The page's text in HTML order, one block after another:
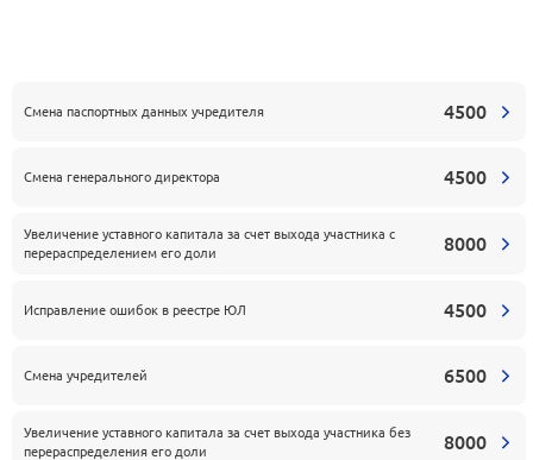
Смена паспортных данных учредителя 4500
Смена генерального директора 4500
Увеличение уставного капитала за счет выхода участника с
перераспределением его доли
8000
Исправление ошибок в реестре ЮЛ 4500
Смена учредителей 6500
Увеличение уставного капитала за счет выхода участника без
перераспределения его доли
8000